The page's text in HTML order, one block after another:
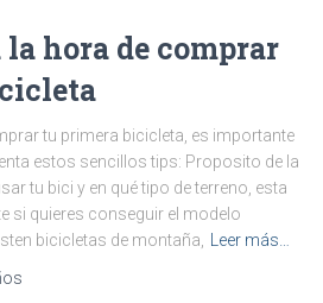
hora de comprar
tu primera bicicleta, es importante
estos sencillos tips: Proposito de la
tu bici y en qué tipo de terreno, esta
si quieres conseguir el modelo
bicicletas de montaña,
Leer más…